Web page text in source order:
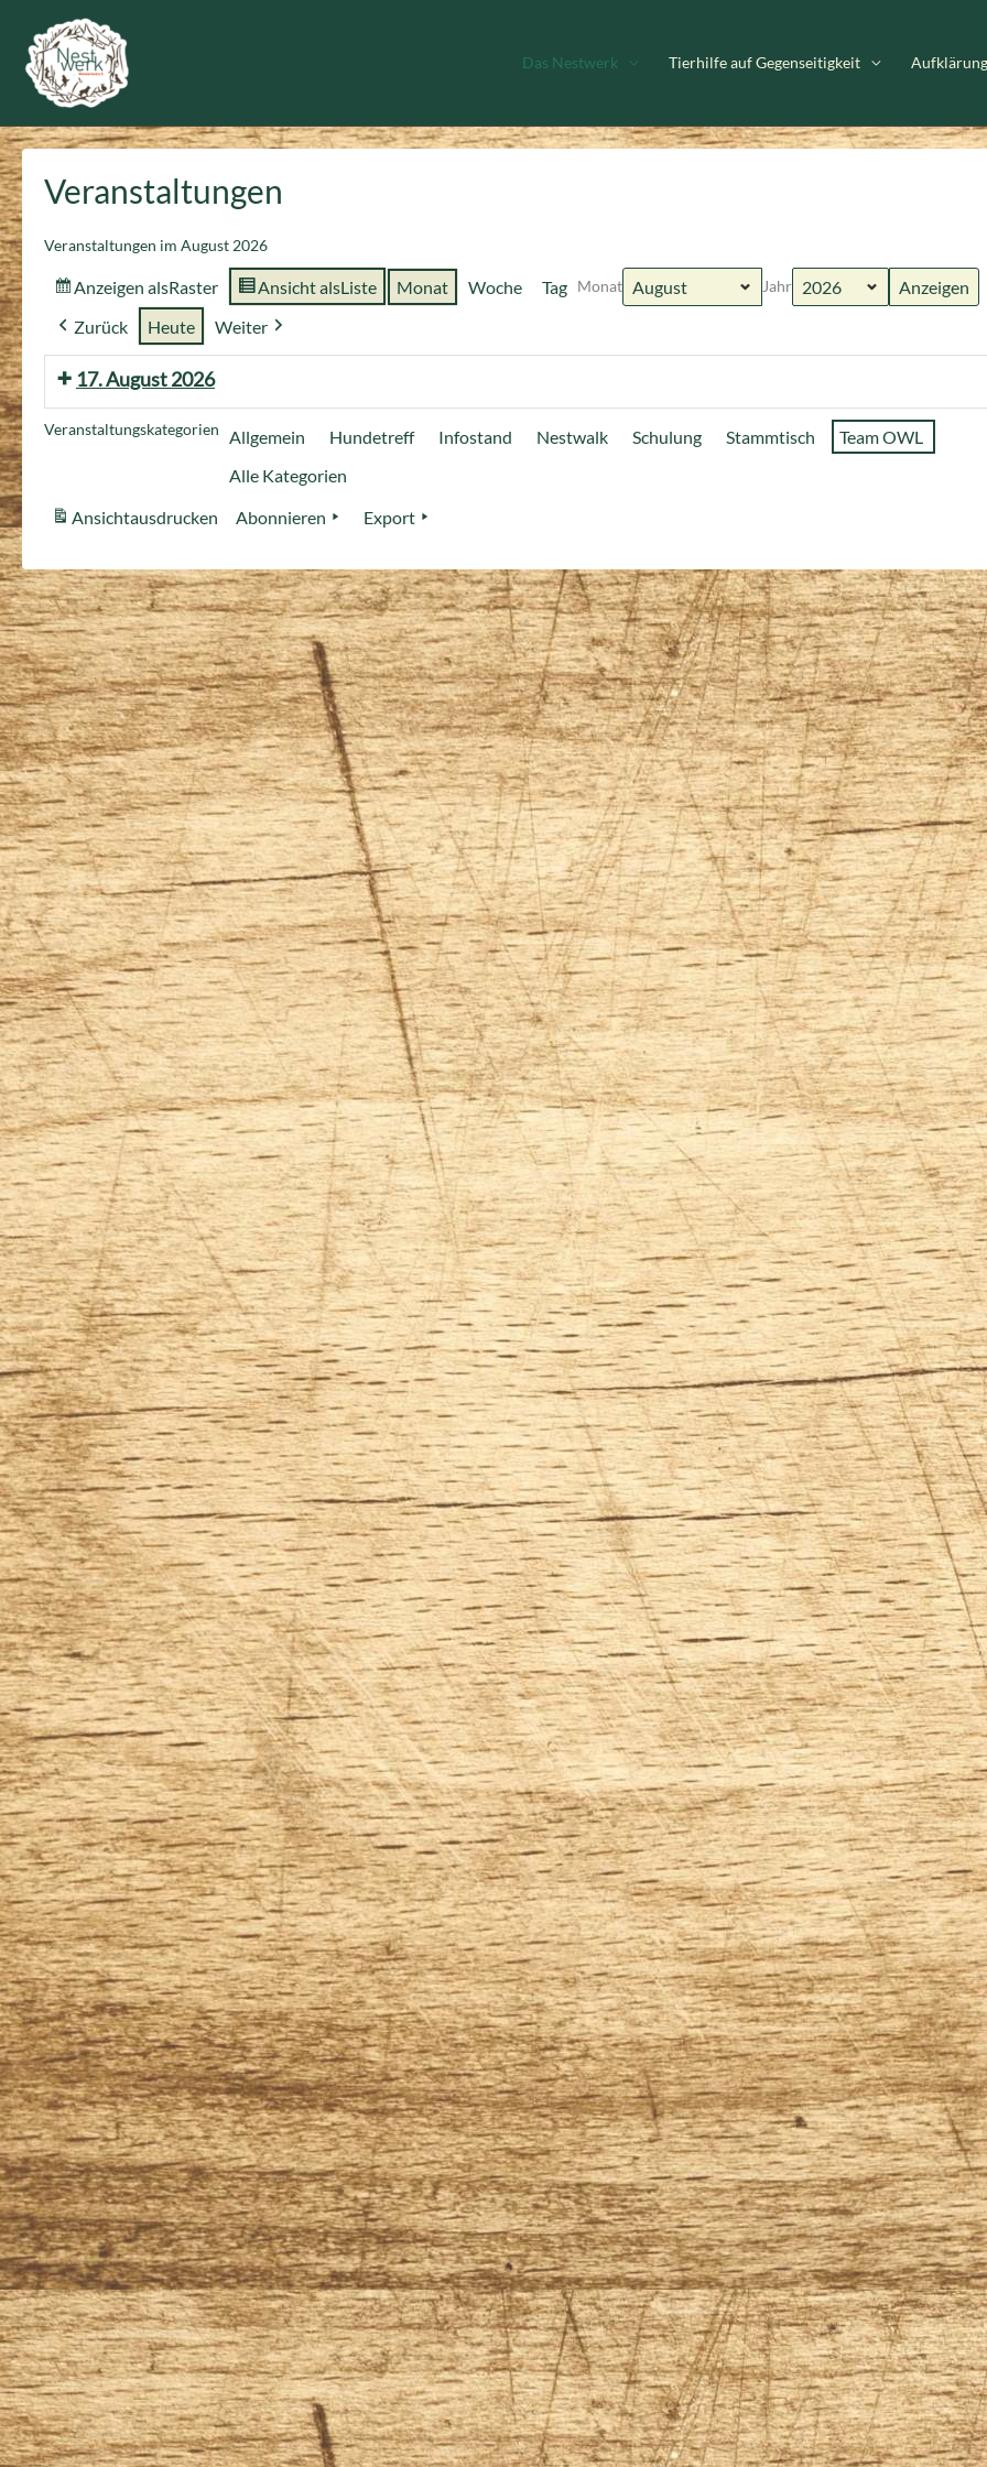
Inhalt
springen
Das Nestwerk Tierhilfe auf Gegenseitigkeit
Veranstaltungen
Veranstaltungen im August 2026
Anzeigen alsRaster Ansicht alsListe Monat Woche Tag Monat Jahr
Zurück Heute Weiter
17. August 2026
Veranstaltungskategorien Allgemein Hundetreff Infostand Nestwalk Schulung Stammtisch
Team OWL
Alle Kategorien
Ansichtausdrucken Abonnieren Export